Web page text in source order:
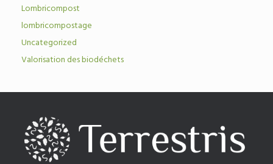
Lombricompost
lombricompostage
Uncategorized
Valorisation des biodéchets